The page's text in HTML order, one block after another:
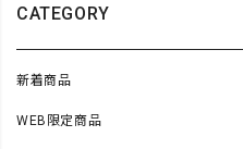
CATEGORY
新着商品
WEB限定商品